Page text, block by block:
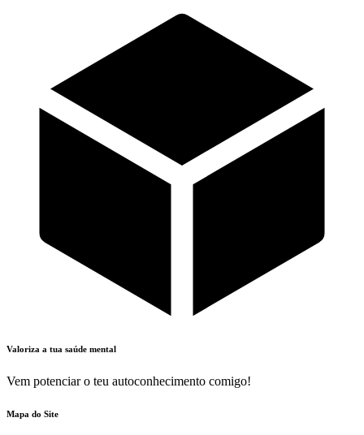
Valoriza a tua saúde mental
Vem potenciar o teu autoconhecimento comigo!
Mapa do Site